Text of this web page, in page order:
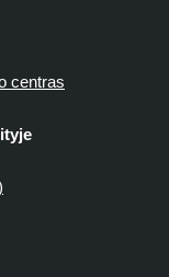
centras